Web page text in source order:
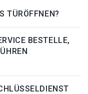
TÜRÖFFNEN?
BESTELLE,